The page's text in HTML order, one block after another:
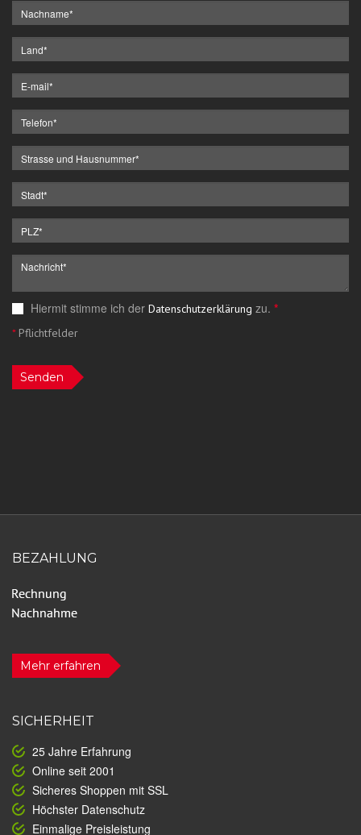
Hiermit stimme ich der Datenschutzerklärung zu. *
*Pflichtfelder
Senden
BEZAHLUNG
Mehr erfahren
SICHERHEIT
25 Jahre Erfahrung
Online seit 2001
Sicheres Shoppen mit SSL
Höchster Datenschutz
Einmalige Preisleistung